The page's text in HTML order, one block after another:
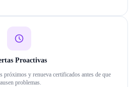
Proactivas
próximos y renueva certificados antes de que
problemas.